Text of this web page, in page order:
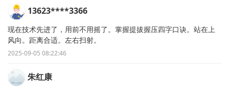
13623****3366
现在技术先进了，用前不用摇了。掌握提拔握压四字口诀。站在上
风向。距离合适。左右扫射。
2025-09-05 08:22:46
朱红康